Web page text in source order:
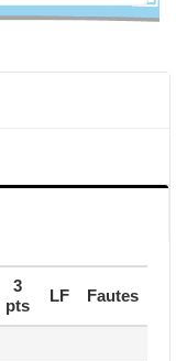
3
pts
LF Fautes